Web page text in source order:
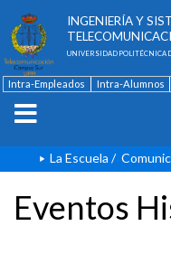
INGENIERÍA Y
UNIVERSIDAD POLITÉCNICA
Intra-Empleados Intra-Alumnos
La Escuela /
Eventos